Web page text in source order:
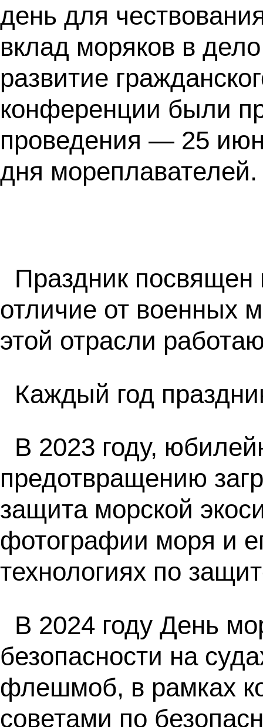
день для
вклад моряков в
развитие
конференции были
проведения — 25
дня
Праздник посвящен
отличие от военных
этой отрасли
Каждый год
В 2023 году,
предотвращению
защита морской
фотографии моря и
технологиях по
В 2024 году День
безопасности на
флешмоб, в рамках
советами по